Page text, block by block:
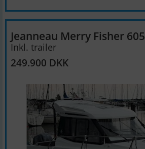
Jeanneau Merry Fisher 605
Inkl. trailer
249.900 DKK